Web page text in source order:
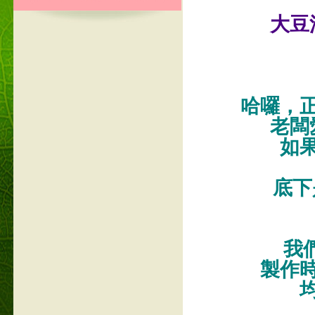
大
哈囉，
老闆
如
底
我
製作